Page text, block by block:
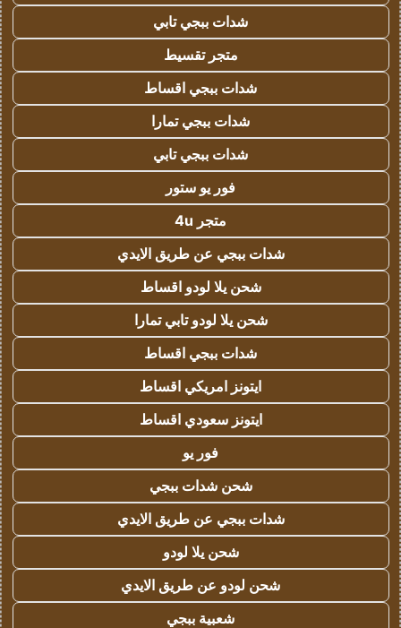
شدات ببجي تابي
متجر تقسيط
شدات ببجي اقساط
شدات ببجي تمارا
شدات ببجي تابي
فور يو ستور
متجر 4u
شدات ببجي عن طريق الايدي
شحن يلا لودو اقساط
شحن يلا لودو تابي تمارا
شدات ببجي اقساط
ايتونز امريكي اقساط
ايتونز سعودي اقساط
فور يو
شحن شدات ببجي
شدات ببجي عن طريق الايدي
شحن يلا لودو
شحن لودو عن طريق الايدي
شعبية ببجي